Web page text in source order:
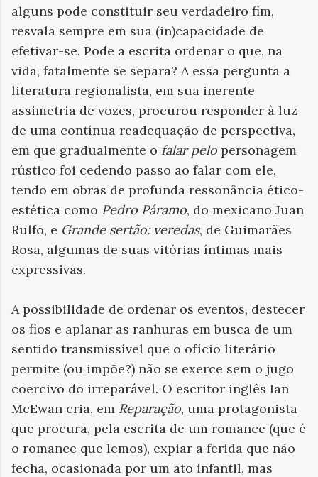
alguns pode constituir seu verdadeiro fim,
resvala sempre em sua (in)capacidade de
efetivar-se. Pode a escrita ordenar o que, na
vida, fatalmente se separa? A essa pergunta a
literatura regionalista, em sua inerente
assimetria de vozes, procurou responder à luz
de uma contínua readequação de perspectiva,
em que gradualmente o falar pelo personagem
rústico foi cedendo passo ao falar com ele,
tendo em obras de profunda ressonância ético-
estética como Pedro Páramo, do mexicano Juan
Rulfo, e Grande sertão: veredas, de Guimarães
Rosa, algumas de suas vitórias íntimas mais
expressivas.
A possibilidade de ordenar os eventos, destecer
os fios e aplanar as ranhuras em busca de um
sentido transmissível que o ofício literário
permite (ou impõe?) não se exerce sem o jugo
coercivo do irreparável. O escritor inglês Ian
McEwan cria, em Reparação, uma protagonista
que procura, pela escrita de um romance (que é
o romance que lemos), expiar a ferida que não
fecha, ocasionada por um ato infantil, mas